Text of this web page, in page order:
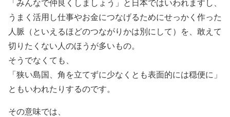
「みんなで仲良くしましょう」と日本ではいわれますし、
うまく活用し仕事やお金につなげるためにせっかく作った
人脈（といえるほどのつながりかは別にして）を、敢えて
切りたくない人のほうが多いもの。
そうでなくても、
「狭い島国、角を立てずに少なくとも表面的には穏便に」
ともいわれたりするのです。
その意味では、